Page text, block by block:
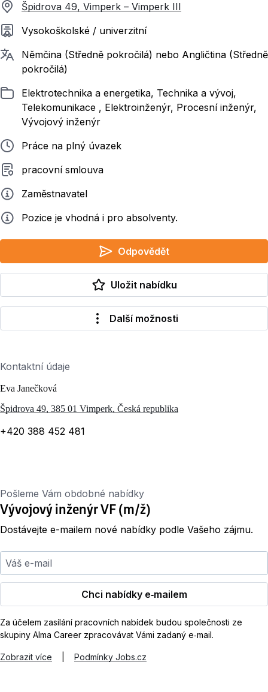
Špidrova 49, Vimperk – Vimperk III
Požadované vzdělání
Vysokoškolské / univerzitní
Požadované jazyky
Němčina (Středně pokročilá) nebo Angličtina (Středně
pokročilá)
ZařazenoElektrotechnika a energetika, Technika a vývoj,
Telekomunikace , Elektroinženýr, Procesní inženýr,
Vývojový inženýr
Typ pracovního poměru
Práce na plný úvazek
Typ smluvního vztahu
pracovní smlouva
ZadavatelZaměstnavatel
Info Pozice je vhodná i pro absolventy.
Odpovědět
Uložit nabídku
Další možnosti
Kontaktní údaje
Eva Janečková
Špidrova 49, 385 01 Vimperk, Česká republika
+420 388 452 481
Pošleme Vám obdobné nabídky
Vývojový inženýr VF (m/ž)
Dostávejte e-mailem nové nabídky podle Vašeho zájmu.
Váš e-mail
Chci nabídky e‑mailem
Za účelem zasílání pracovních nabídek budou společnosti ze
skupiny Alma Career zpracovávat Vámi zadaný e‑mail.
Zobrazit více Podmínky Jobs.cz